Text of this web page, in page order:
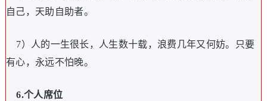
自己，天助自助者。
7）人的一生很长，人生数十载，浪费几年又何妨。只要
有心，永远不怕晚。
6.个人席位